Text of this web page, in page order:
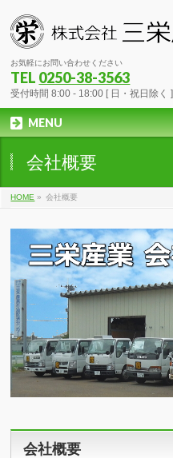
お気軽にお問い合わせください
TEL 0250-38-3563
受付時間 8:00 - 18:00 [ 日・祝日除く ]
MENU
会社概要
HOME » 会社概要
会社概要